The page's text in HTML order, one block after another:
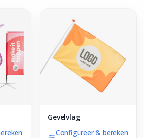
Gevelvlag
Configureer & bereken